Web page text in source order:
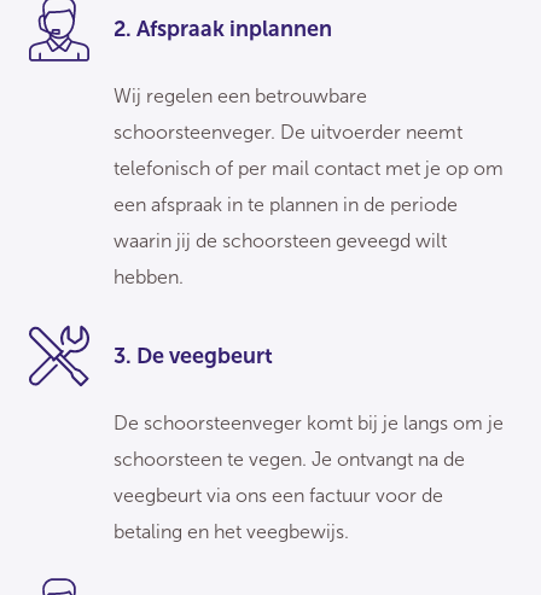
2. Afspraak inplannen
Wij regelen een betrouwbare
schoorsteenveger. De uitvoerder neemt
telefonisch of per mail contact met je op om
een afspraak in te plannen in de periode
waarin jij de schoorsteen geveegd wilt
hebben.
3. De veegbeurt
De schoorsteenveger komt bij je langs om je
schoorsteen te vegen. Je ontvangt na de
veegbeurt via ons een factuur voor de
betaling en het veegbewijs.